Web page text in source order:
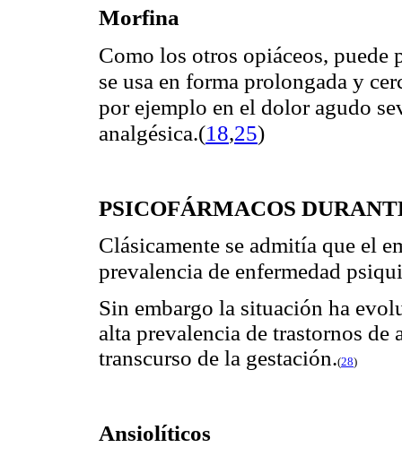
Morfina
Como los otros opiáceos, puede
se usa en forma prolongada y
por ejemplo en el dolor agudo
analgésica.(18,25)
PSICOFÁRMACOS
Clásicamente se admitía que el
prevalencia de enfermedad
Sin embargo la situación ha
alta prevalencia de trastornos de
transcurso de la gestación.(28)
Ansiolíticos